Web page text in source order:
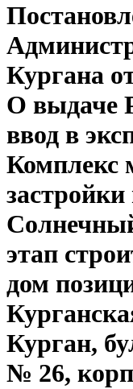
Кургана
О выдаче
ввод в
Комплекс
этап
дом
Курган,
№ 26,